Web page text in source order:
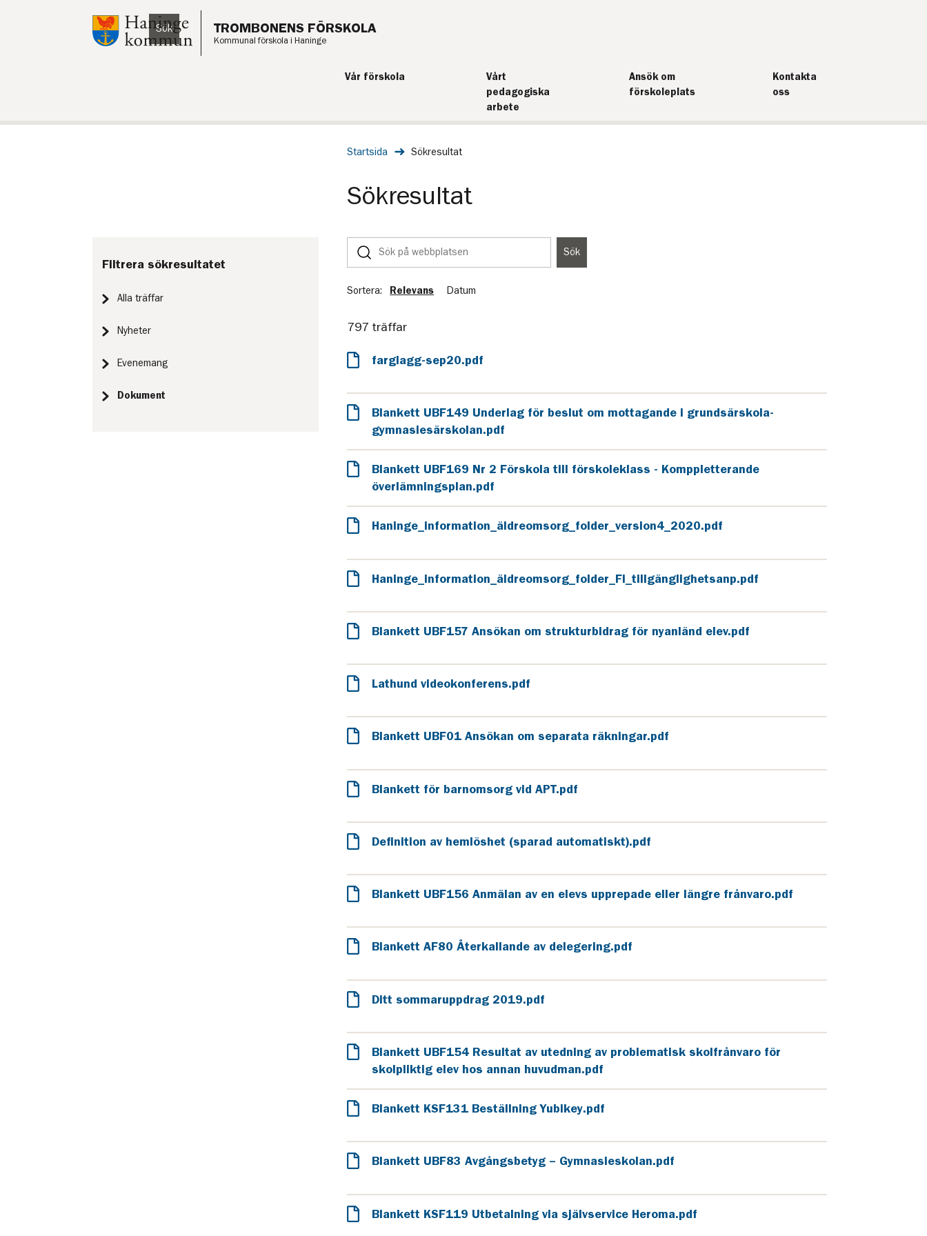
Till innehåll på sidan
TROMBONENS FÖRSKOLA
Kommunal förskola i Haninge
Lyssna Sök
Vår förskola
Vårt
pedagogiska
arbete
Ansök om
förskoleplats
Kontakta
oss
Startsida Sökresultat
Sökresultat
Filtrera sökresultatet
Alla träffar
Nyheter
Evenemang
Dokument
Sök
Sök
Sortera: Relevans Datum
797 träffar
farglagg-sep20.pdf
Blankett UBF149 Underlag för beslut om mottagande i grundsärskola-
gymnasiesärskolan.pdf
Blankett UBF169 Nr 2 Förskola till förskoleklass - Komppletterande
överlämningsplan.pdf
Haninge_information_äldreomsorg_folder_version4_2020.pdf
Haninge_information_äldreomsorg_folder_FI_tillgänglighetsanp.pdf
Blankett UBF157 Ansökan om strukturbidrag för nyanländ elev.pdf
Lathund videokonferens.pdf
Blankett UBF01 Ansökan om separata räkningar.pdf
Blankett för barnomsorg vid APT.pdf
Definition av hemlöshet (sparad automatiskt).pdf
Blankett UBF156 Anmälan av en elevs upprepade eller längre frånvaro.pdf
Blankett AF80 Återkallande av delegering.pdf
Ditt sommaruppdrag 2019.pdf
Blankett UBF154 Resultat av utedning av problematisk skolfrånvaro för
skolpliktig elev hos annan huvudman.pdf
Blankett KSF131 Beställning Yubikey.pdf
Blankett UBF83 Avgångsbetyg – Gymnasieskolan.pdf
Blankett KSF119 Utbetalning via självservice Heroma.pdf